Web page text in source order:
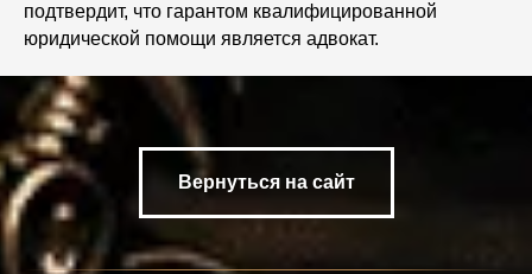
подтвердит, что гарантом квалифицированной
юридической помощи является адвокат.
Вернуться на сайт